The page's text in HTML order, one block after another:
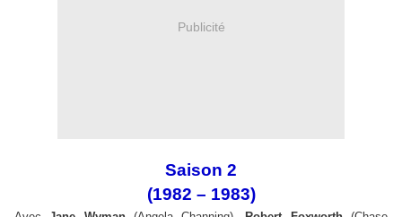
Publicité
Saison 2
(1982 – 1983)